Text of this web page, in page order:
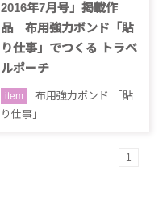
2016年7月号」掲載作
品 布用強力ボンド「貼
り仕事」でつくる トラベ
ルポーチ
item
布用強力ボンド 「貼
り仕事」
1